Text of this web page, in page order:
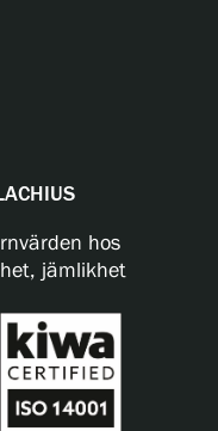
hos
jämlikhet